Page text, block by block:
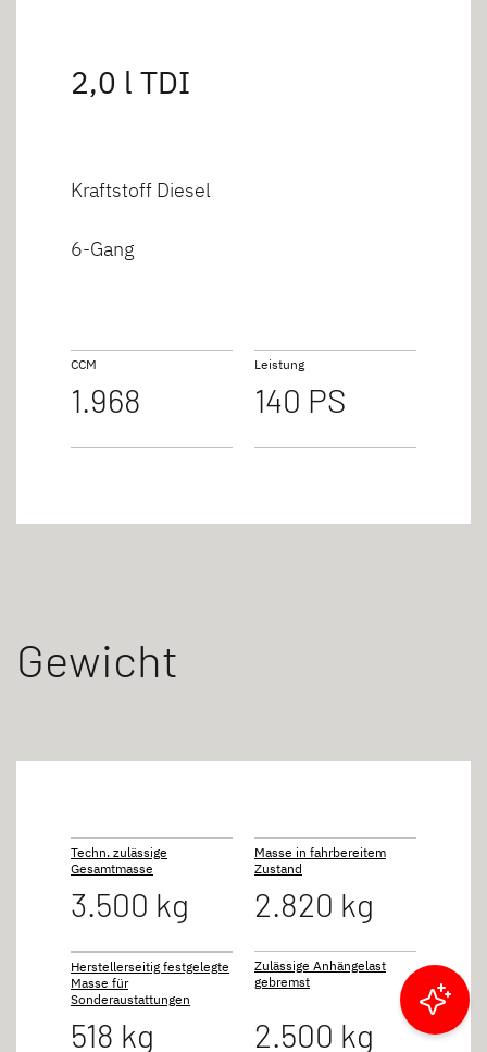
2,0 l TDI
Kraftstoff Diesel
6-Gang
CCM
1.968
Leistung
140 PS
Gewicht
Techn. zulässige
Gesamtmasse
3.500 kg
Masse in fahrbereitem
Zustand
2.820 kg
Herstellerseitig festgelegte
Masse für
Sonderaustattungen
518 kg
Zulässige Anhängelast
gebremst
2.500 kg